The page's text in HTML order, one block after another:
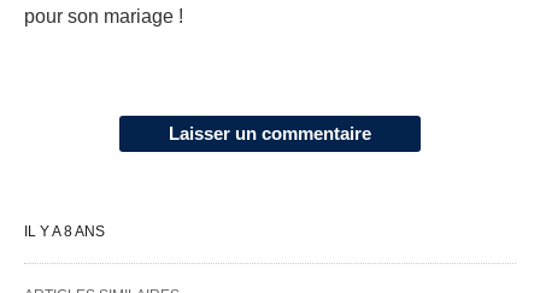
pour son mariage !
Laisser un commentaire
IL Y A 8 ANS